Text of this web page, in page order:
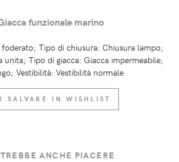
funzionale marino
foderato; Tipo di chiusura: Chiusura lampo;
Tipo di giacca: Giacca impermeabile;
Vestibilità: Vestibilità normale
SALVARE IN WISHLIST
ANCHE PIACERE